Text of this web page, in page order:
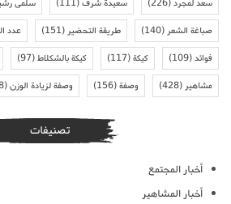
سعد لمجرد(226) سعيدة شرف(111) سلمى
صباغة الشعر(140) طريقة التحضير(151) عدد
فوائد(109) كيكة(117) كيكة بالشكلاط(97)
مشاهير(428) وصفة(156) وصفة لزيادة الوزن(138)
تصنيفات
أخبار المجتمع
أخبار المشاهير